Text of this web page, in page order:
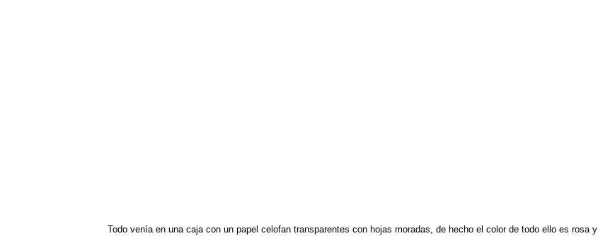
Todo venía en una caja con un papel celofan transparentes con hojas moradas, de hecho el color de todo ello es rosa y